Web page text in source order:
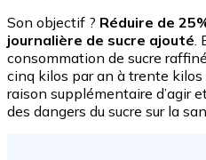
Son objectif ? Réduire de
journalière de sucre ajouté
consommation de sucre
cinq kilos par an à trente
raison supplémentaire d’agir
des dangers du sucre sur la